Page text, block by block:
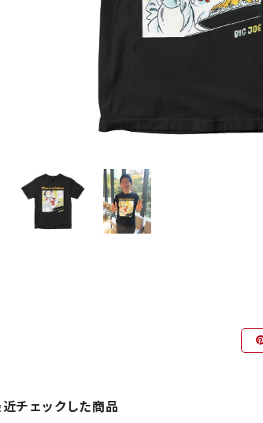
チェックした商品